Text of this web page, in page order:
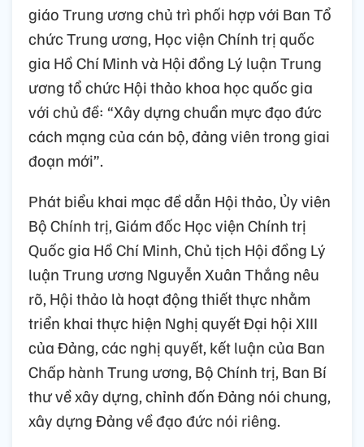
giáo Trung ương chủ trì phối hợp với Ban Tổ
chức Trung ương, Học viện Chính trị quốc
gia Hồ Chí Minh và Hội đồng Lý luận Trung
ương tổ chức Hội thảo khoa học quốc gia
với chủ đề: “Xây dựng chuẩn mực đạo đức
cách mạng của cán bộ, đảng viên trong giai
đoạn mới”.
Phát biểu khai mạc đề dẫn Hội thảo, Ủy viên
Bộ Chính trị, Giám đốc Học viện Chính trị
Quốc gia Hồ Chí Minh, Chủ tịch Hội đồng Lý
luận Trung ương Nguyễn Xuân Thắng nêu
rõ, Hội thảo là hoạt động thiết thực nhằm
triển khai thực hiện Nghị quyết Đại hội XIII
của Đảng, các nghị quyết, kết luận của Ban
Chấp hành Trung ương, Bộ Chính trị, Ban Bí
thư về xây dựng, chỉnh đốn Đảng nói chung,
xây dựng Đảng về đạo đức nói riêng.